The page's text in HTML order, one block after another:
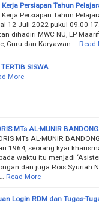
Kerja Persiapan Tahun
Kerja Persiapan Tahun
12 Juli 2022 pukul 09.00-
dihadiri MWC NU, LP
Guru dan Karyawan.…
Read
SISWA
More
MTs AL-MUNIR
MTs AL-MUNIR
1964, seorang kyai
waktu itu menjadi
dan juga Rois Syuriah
Read More
Login RDM dan Tugas-